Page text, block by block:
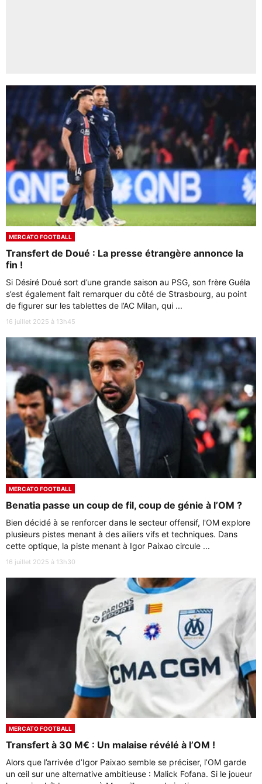
MERCATO FOOTBALL
Transfert de Doué : La presse étrangère annonce la
fin !
Si Désiré Doué sort d’une grande saison au PSG, son frère Guéla
s’est également fait remarquer du côté de Strasbourg, au point
de figurer sur les tablettes de l’AC Milan, qui ...
16 juillet 2025 à 13h45
MERCATO FOOTBALL
Benatia passe un coup de fil, coup de génie à l’OM ?
Bien décidé à se renforcer dans le secteur offensif, l'OM explore
plusieurs pistes menant à des ailiers vifs et techniques. Dans
cette optique, la piste menant à Igor Paixao circule ...
16 juillet 2025 à 13h30
MERCATO FOOTBALL
Transfert à 30 M€ : Un malaise révélé à l’OM !
Alors que l’arrivée d’Igor Paixao semble se préciser, l’OM garde
un œil sur une alternative ambitieuse : Malick Fofana. Si le joueur